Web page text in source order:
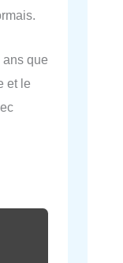
que
et le